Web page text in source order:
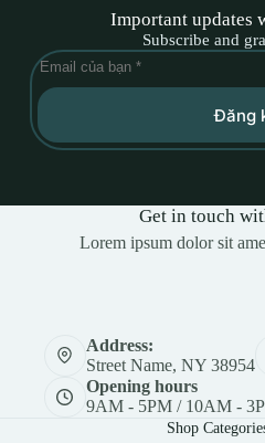
Important updates
Subscribe and
Đăng
Get in touch
Lorem ipsum dolor sit
Address:
Street Name, NY 38954
Opening hours
9AM - 5PM / 10AM -
Shop